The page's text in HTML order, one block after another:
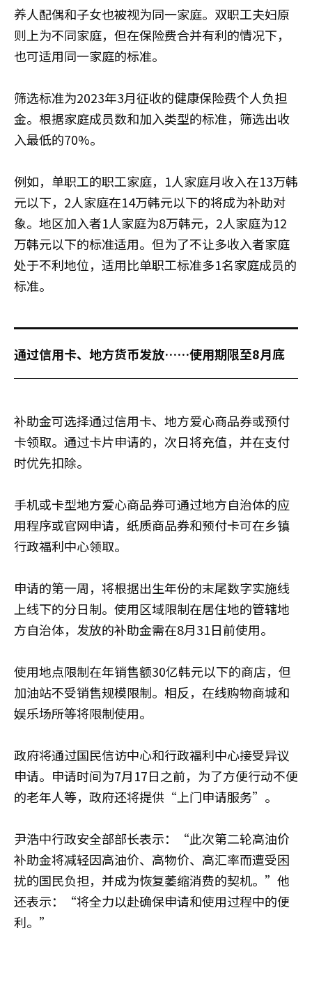
养人配偶和子女也被视为同一家庭。双职工夫妇原
则上为不同家庭，但在保险费合并有利的情况下，
也可适用同一家庭的标准。
筛选标准为2023年3月征收的健康保险费个人负担
金。根据家庭成员数和加入类型的标准，筛选出收
入最低的70%。
例如，单职工的职工家庭，1人家庭月收入在13万韩
元以下，2人家庭在14万韩元以下的将成为补助对
象。地区加入者1人家庭为8万韩元，2人家庭为12
万韩元以下的标准适用。但为了不让多收入者家庭
处于不利地位，适用比单职工标准多1名家庭成员的
标准。
通过信用卡、地方货币发放……使用期限至8月底
补助金可选择通过信用卡、地方爱心商品券或预付
卡领取。通过卡片申请的，次日将充值，并在支付
时优先扣除。
手机或卡型地方爱心商品券可通过地方自治体的应
用程序或官网申请，纸质商品券和预付卡可在乡镇
行政福利中心领取。
申请的第一周，将根据出生年份的末尾数字实施线
上线下的分日制。使用区域限制在居住地的管辖地
方自治体，发放的补助金需在8月31日前使用。
使用地点限制在年销售额30亿韩元以下的商店，但
加油站不受销售规模限制。相反，在线购物商城和
娱乐场所等将限制使用。
政府将通过国民信访中心和行政福利中心接受异议
申请。申请时间为7月17日之前，为了方便行动不便
的老年人等，政府还将提供“上门申请服务”。
尹浩中行政安全部部长表示：“此次第二轮高油价
补助金将减轻因高油价、高物价、高汇率而遭受困
扰的国民负担，并成为恢复萎缩消费的契机。”他
还表示：“将全力以赴确保申请和使用过程中的便
利。”